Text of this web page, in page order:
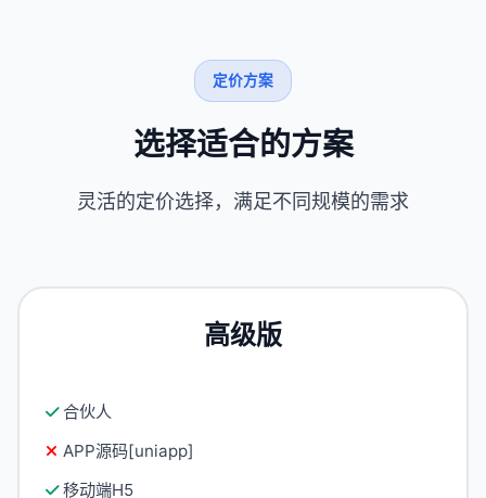
定价方案
选择适合的方案
灵活的定价选择，满足不同规模的需求
高级版
合伙人
APP源码[uniapp]
移动端H5